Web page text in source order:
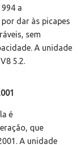
a
dar às picapes
sem
A unidade
5.2.
é
que
A unidade